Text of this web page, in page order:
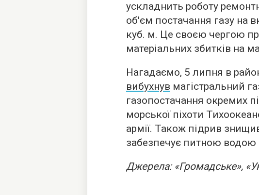
ускладнить роботу
об'єм постачання газу на
куб. м. Це своєю чергою
матеріальних збитків на
Нагадаємо, 5 липня в
вибухнув магістральний
газопостачання окремих
морської піхоти
армії. Також підрив
забезпечує питною водою
Джерела: «Громадське»,